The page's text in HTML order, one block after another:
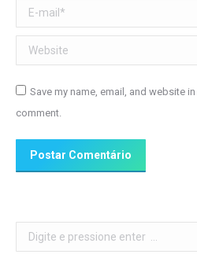
E-mail *
Website
Save my name, email, and website
comment.
Postar Comentário
Search: